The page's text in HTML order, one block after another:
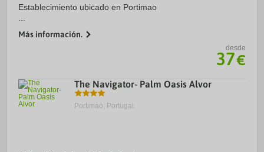
Establecimiento ubicado en Portimao
Más información.
desde
37€
The Navigator- Palm Oasis Alvor
Portimao, Portugal.